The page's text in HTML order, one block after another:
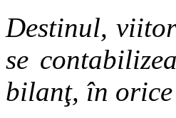
Destinul,
se
bilanţ, în